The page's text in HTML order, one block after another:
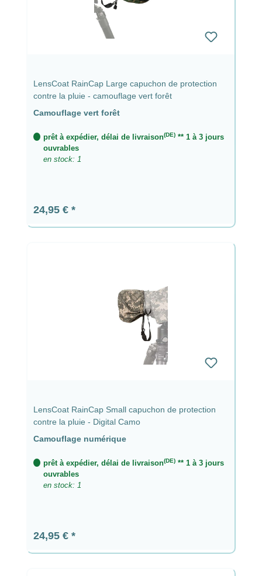
LensCoat RainCap Large capuchon de protection
contre la pluie - camouflage vert forêt
Camouflage vert forêt
prêt à expédier, délai de livraison(DE)** 1 à 3 jours
ouvrables
en stock: 1
Prix régulier :
24,95 €
LensCoat RainCap Small capuchon de protection
contre la pluie - Digital Camo
Camouflage numérique
prêt à expédier, délai de livraison(DE)** 1 à 3 jours
ouvrables
en stock: 1
Prix régulier :
24,95 €